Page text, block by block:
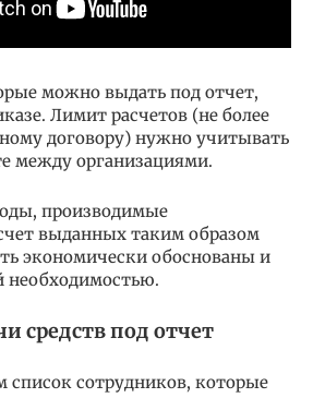
можно выдать под отчет,
Лимит расчетов (не более
договору) нужно учитывать
между организациями.
производимые
выданных таким образом
экономически обоснованы и
необходимостью.
средств под отчет
список сотрудников, которые